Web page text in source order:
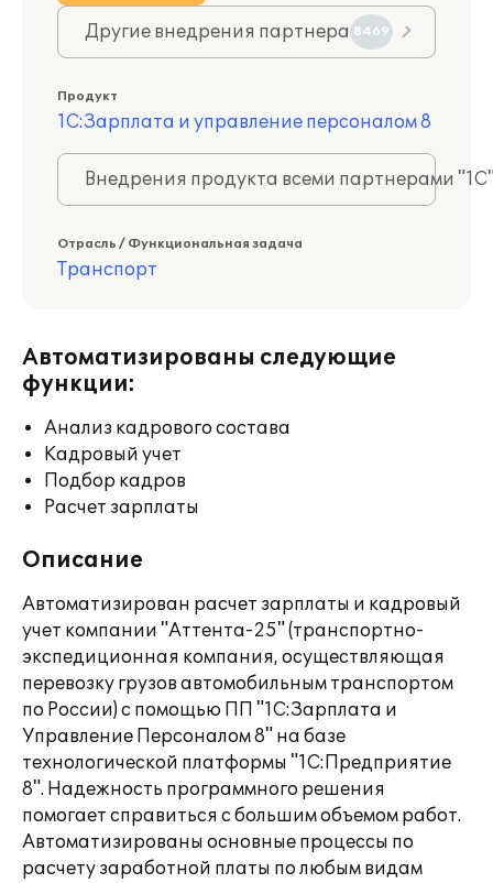
Другие внедрения партнера 8469
Продукт
1С:Зарплата и управление персоналом 8
Внедрения продукта всеми партнерами
Отрасль / Функциональная задача
Транспорт
Автоматизированы следующие
функции:
Анализ кадрового состава
Кадровый учет
Подбор кадров
Расчет зарплаты
Описание
Автоматизирован расчет зарплаты и кадровый
учет компании "Аттента-25" (транспортно-
экспедиционная компания, осуществляющая
перевозку грузов автомобильным транспортом
по России) с помощью ПП "1С:Зарплата и
Управление Персоналом 8" на базе
технологической платформы "1С:Предприятие
8". Надежность программного решения
помогает справиться с большим объемом работ.
Автоматизированы основные процессы по
расчету заработной платы по любым видам